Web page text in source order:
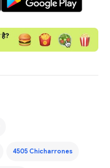
4505 Chicharrones